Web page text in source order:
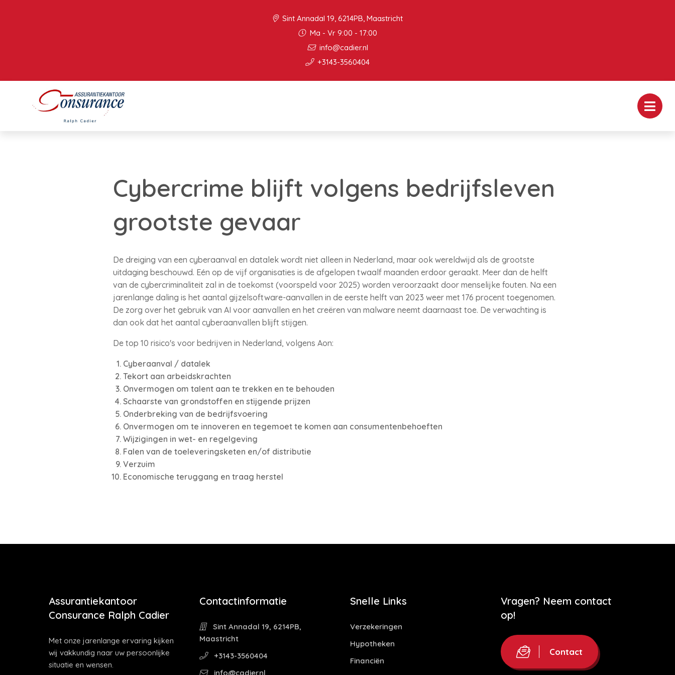
Sint Annadal 19, 6214PB, Maastricht
Ma - Vr 9:00 - 17:00
info@cadier.nl
+3143-3560404
Cybercrime blijft volgens bedrijfsleven
grootste gevaar
De dreiging van een cyberaanval en datalek wordt niet alleen in Nederland, maar ook wereldwijd als de grootste
uitdaging beschouwd. Eén op de vijf organisaties is de afgelopen twaalf maanden erdoor geraakt. Meer dan de helft
van de cybercriminaliteit zal in de toekomst (voorspeld voor 2025) worden veroorzaakt door menselijke fouten. Na een
jarenlange daling is het aantal gijzelsoftware-aanvallen in de eerste helft van 2023 weer met 176 procent toegenomen.
De zorg over het gebruik van AI voor aanvallen en het creëren van malware neemt daarnaast toe. De verwachting is
dan ook dat het aantal cyberaanvallen blijft stijgen.
De top 10 risico's voor bedrijven in Nederland, volgens Aon:
Cyberaanval / datalek
Tekort aan arbeidskrachten
Onvermogen om talent aan te trekken en te behouden
Schaarste van grondstoffen en stijgende prijzen
Onderbreking van de bedrijfsvoering
Onvermogen om te innoveren en tegemoet te komen aan consumentenbehoeften
Wijzigingen in wet- en regelgeving
Falen van de toeleveringsketen en/of distributie
Verzuim
Economische teruggang en traag herstel
Assurantiekantoor
Consurance Ralph Cadier
Met onze jarenlange ervaring kijken
wij vakkundig naar uw persoonlijke
situatie en wensen.
Contactinformatie
Sint Annadal 19, 6214PB,
Maastricht
+3143-3560404
info@cadier.nl
Snelle Links
Verzekeringen
Hypotheken
Financiën
Vragen? Neem contact
op!
Contact